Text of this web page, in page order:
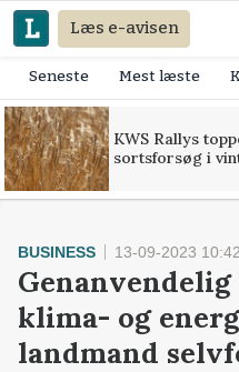
Læs e-avisen
Seneste Mest læste
KWS Rallys
sortsforsøg i
BUSINESS 13-09-2023 10:42
klima- og
landmand